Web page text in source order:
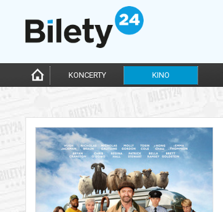
KONCERTY KINO